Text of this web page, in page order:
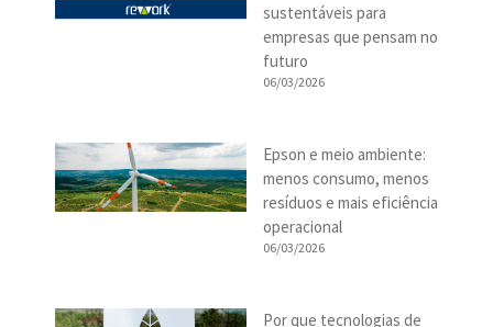
sustentáveis para
empresas que pensam no
futuro
06/03/2026
Epson e meio ambiente:
menos consumo, menos
resíduos e mais eficiência
operacional
06/03/2026
Por que tecnologias de